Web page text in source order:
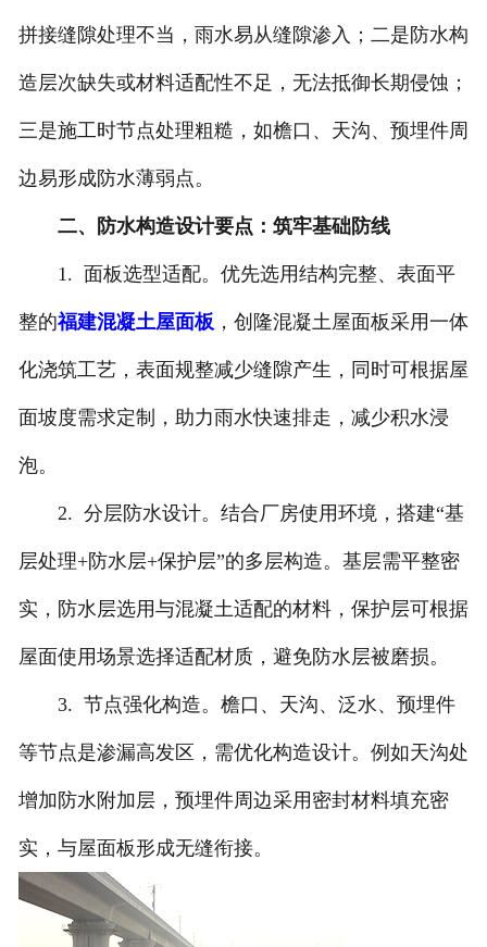
拼接缝隙处理不当，雨水易从缝隙渗入；二是防水构
造层次缺失或材料适配性不足，无法抵御长期侵蚀；
三是施工时节点处理粗糙，如檐口、天沟、预埋件周
边易形成防水薄弱点。
二、防水构造设计要点：筑牢基础防线
1. 面板选型适配。优先选用结构完整、表面平
整的福建混凝土屋面板，创隆混凝土屋面板采用一体
化浇筑工艺，表面规整减少缝隙产生，同时可根据屋
面坡度需求定制，助力雨水快速排走，减少积水浸
泡。
2. 分层防水设计。结合厂房使用环境，搭建“基
层处理+防水层+保护层”的多层构造。基层需平整密
实，防水层选用与混凝土适配的材料，保护层可根据
屋面使用场景选择适配材质，避免防水层被磨损。
3. 节点强化构造。檐口、天沟、泛水、预埋件
等节点是渗漏高发区，需优化构造设计。例如天沟处
增加防水附加层，预埋件周边采用密封材料填充密
实，与屋面板形成无缝衔接。